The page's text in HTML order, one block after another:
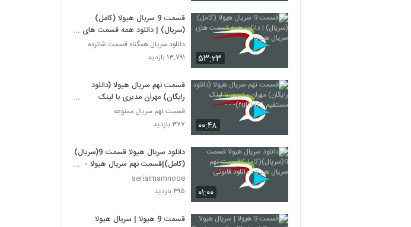
۵۳:۲۳
قسمت 9 سریال هیولا (کامل)
(سریال) | دانلود همه قسمت های
سریال هیولا
دانلود سریال همگناه قسمت شانزده
۱۳,۷۹۱ بازدید
۰۰:۴۸
قسمت نهم سریال هیولا (دانلود
رایگان) مهران مدیری با لینک
مستقیم (full Hd)- - -
قسمت نهم سریال ممنوعه
۳۷۷ بازدید
۰۱:۰۰
دانلود سریال هیولا قسمت 9(سریال)
(کامل)|قسمت نهم سریال هیولا -
دانلود قانونی
serialmamnooe
۴۹۵ بازدید
قسمت 9 هیولا | سریال هیولا